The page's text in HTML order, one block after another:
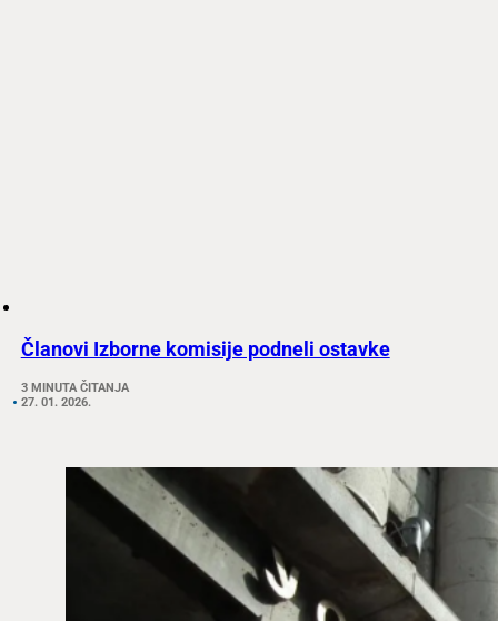
Članovi Izborne komisije podneli ostavke
3 MINUTA ČITANJA
27. 01. 2026.